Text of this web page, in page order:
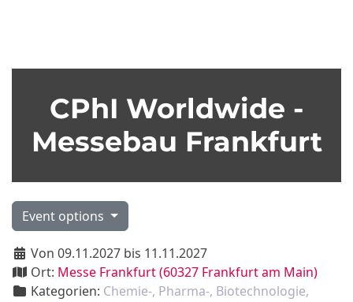
CPhI Worldwide -
Messebau Frankfurt
Event options
Von 09.11.2027 bis 11.11.2027
Ort: Messe Frankfurt (60327 Frankfurt am Main)
Kategorien: Chemie-, Pharma-, Biotechnologie,